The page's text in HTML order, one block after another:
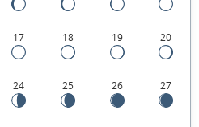
17 18 19 20
24 25 26 27